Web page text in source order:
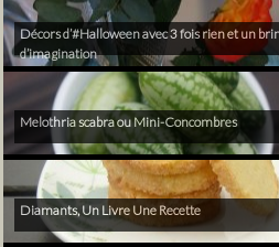
Décors d’#Halloween avec 3 fois rien et un
d’imagination
Melothria scabra ou Mini-Concombres
Diamants, Un Livre Une Recette